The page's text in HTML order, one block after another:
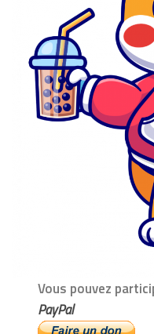
Vous pouvez
PayPal